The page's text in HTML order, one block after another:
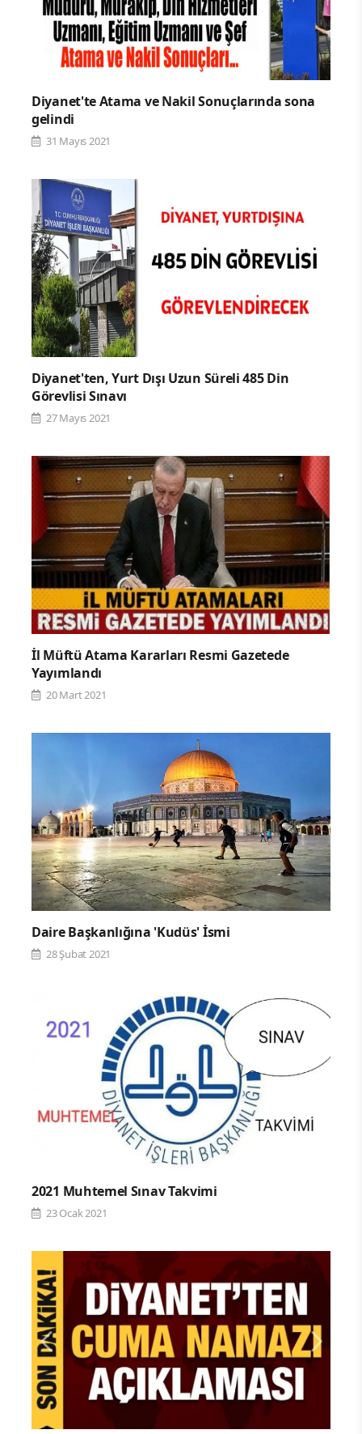
Diyanet'te Atama ve Nakil Sonuçlarında sona
gelindi
31 Mayıs 2021
Diyanet'ten, Yurt Dışı Uzun Süreli 485 Din
Görevlisi Sınavı
27 Mayıs 2021
İl Müftü Atama Kararları Resmi Gazetede
Yayımlandı
20 Mart 2021
Daire Başkanlığına 'Kudüs' İsmi
28 Şubat 2021
2021 Muhtemel Sınav Takvimi
23 Ocak 2021